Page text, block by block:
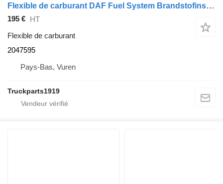
Flexible de carburant DAF Fuel System Brandstofinspuitleiding MX 2047595 pour camion
195 € HT
Flexible de carburant
2047595
Pays-Bas, Vuren
Truckparts1919